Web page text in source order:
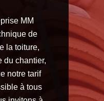
MM
de
la toiture,
du chantier,
notre tarif
à tous